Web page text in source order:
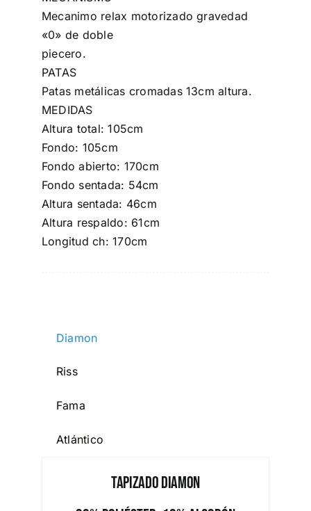
Mecanimo relax motorizado gravedad
«0» de doble
piecero.
PATAS
Patas metálicas cromadas 13cm altura.
MEDIDAS
Altura total: 105cm
Fondo: 105cm
Fondo abierto: 170cm
Fondo sentada: 54cm
Altura sentada: 46cm
Altura respaldo: 61cm
Longitud ch: 170cm
Diamon
Riss
Fama
Atlántico
Tapizado Diamon